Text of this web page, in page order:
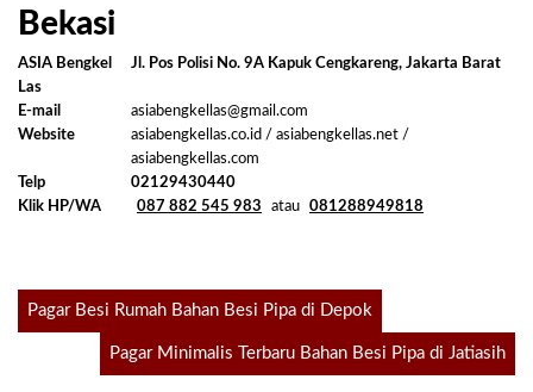
Bekasi
ASIA Bengkel
Las
Jl. Pos Polisi No. 9A Kapuk Cengkareng, Jakarta Barat
E-mail
asiabengkellas@gmail.com
Website
asiabengkellas.co.id / asiabengkellas.net /
asiabengkellas.com
Telp
02129430440
Klik HP/WA
087 882 545 983 atau 081288949818
Post
navigation
Pagar Besi Rumah Bahan Besi Pipa di Depok
Pagar Minimalis Terbaru Bahan Besi Pipa di Jatiasih